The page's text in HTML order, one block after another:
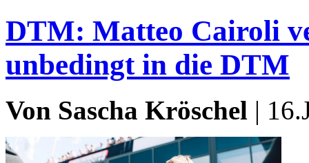
DTM: Matteo Cairoli
unbedingt in die DTM
Von Sascha Kröschel |